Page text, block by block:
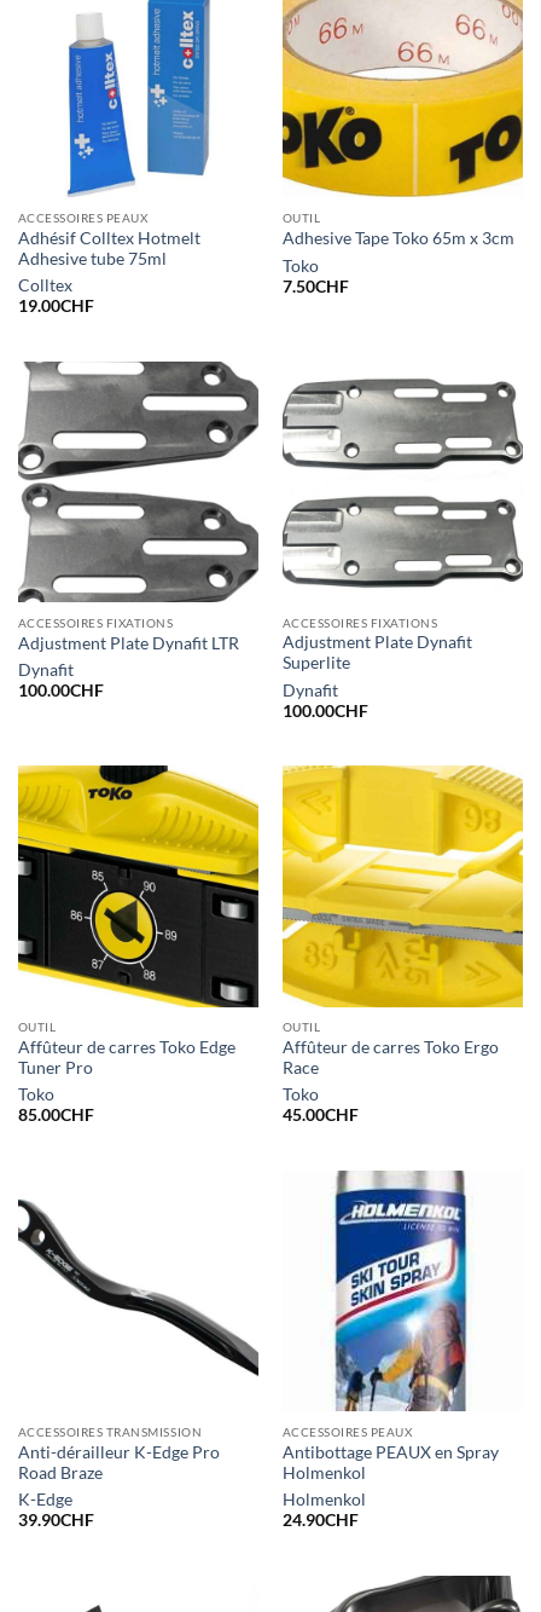
ACCESSOIRES PEAUX
Adhésif Colltex Hotmelt
Adhesive tube 75ml
Colltex
19.00CHF
OUTIL
Adhesive Tape Toko 65m x 3cm
Toko
7.50CHF
ACCESSOIRES FIXATIONS
Adjustment Plate Dynafit LTR
Dynafit
100.00CHF
ACCESSOIRES FIXATIONS
Adjustment Plate Dynafit
Superlite
Dynafit
100.00CHF
OUTIL
Affûteur de carres Toko Edge
Tuner Pro
Toko
85.00CHF
OUTIL
Affûteur de carres Toko Ergo
Race
Toko
45.00CHF
ACCESSOIRES TRANSMISSION
Anti-dérailleur K-Edge Pro
Road Braze
K-Edge
39.90CHF
ACCESSOIRES PEAUX
Antibottage PEAUX en Spray
Holmenkol
Holmenkol
24.90CHF